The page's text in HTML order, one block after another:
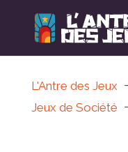
L'Antre des Jeux
Jeux de Société